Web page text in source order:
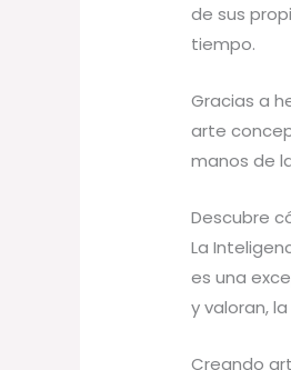
de sus
tiempo.
Gracias a
arte
manos de
Descubre
La
es una
y valoran,
Creando